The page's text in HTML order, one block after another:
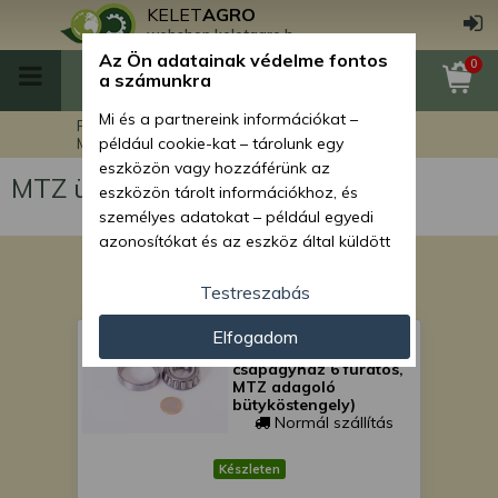
KELETAGRO
webshop.keletagro.hu
0
Főoldal
MTZ traktor alkatrészek
MTZ üzemanyag ellátás
MTZ üzemanyag ellátás
30204 (7204) csapágy
(SPC nyomjelző
csapágyház 6 furatos,
MTZ adagoló
bütyköstengely)
Normál szállítás
Készleten
Az Ön adatainak védelme fontos
a számunkra
Mi és a partnereink információkat –
például cookie-kat – tárolunk egy
eszközön vagy hozzáférünk az
eszközön tárolt információkhoz, és
személyes adatokat – például egyedi
azonosítókat és az eszköz által küldött
személyre szabott hirdetések és
tartalom nyújtásához, hirdetés- és
tartalomméréshez, nézettségi adatok
gyűjtéséhez, valamint termékek
kifejlesztéséhez és a termékek
javításához. Az Ön engedélyével mi és a
módszerrel szerzett pontos geolokációs
adatokat és azonosítási információkat
Testreszabás
Elfogadom